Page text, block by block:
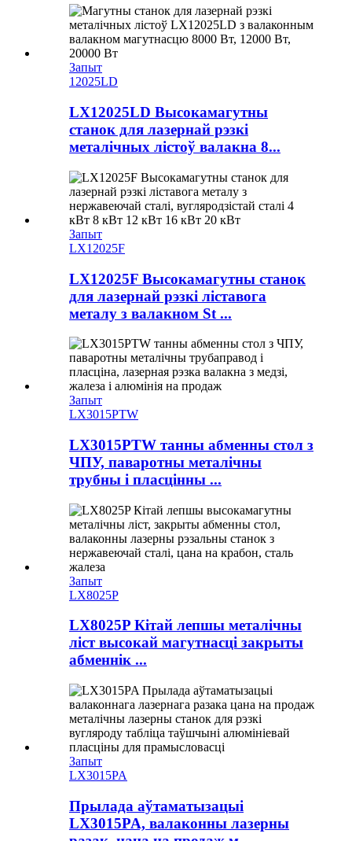
Запыт
12025LD
LX12025LD Высокамагутны
станок для лазернай рэзкі
металічных лістоў валакна 8...
Запыт
LX12025F
LX12025F Высокамагутны станок
для лазернай рэзкі ліставога
металу з валакном St ...
Запыт
LX3015PTW
LX3015PTW танны абменны стол з
ЧПУ, паваротны металічны
трубны і пласцінны ...
Запыт
LX8025P
LX8025P Кітай лепшы металічны
ліст высокай магутнасці закрыты
абменнік ...
Запыт
LX3015PA
Прылада аўтаматызацыі
LX3015PA, валаконны лазерны